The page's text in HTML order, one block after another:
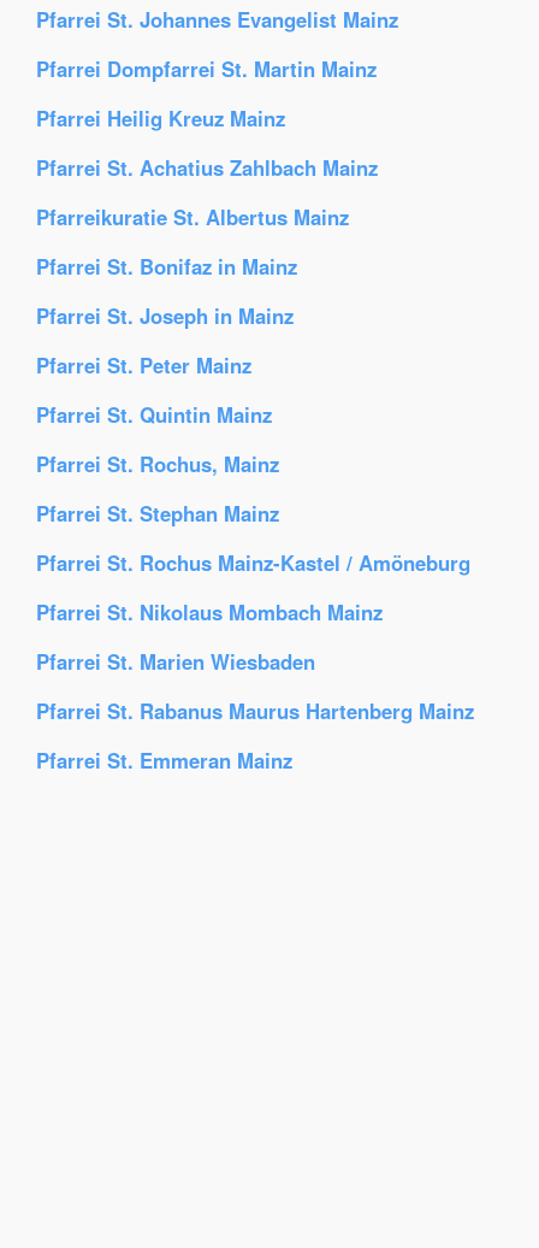
Pfarrei St. Johannes Evangelist Mainz
Pfarrei Dompfarrei St. Martin Mainz
Pfarrei Heilig Kreuz Mainz
Pfarrei St. Achatius Zahlbach Mainz
Pfarreikuratie St. Albertus Mainz
Pfarrei St. Bonifaz in Mainz
Pfarrei St. Joseph in Mainz
Pfarrei St. Peter Mainz
Pfarrei St. Quintin Mainz
Pfarrei St. Rochus, Mainz
Pfarrei St. Stephan Mainz
Pfarrei St. Rochus Mainz-Kastel / Amöneburg
Pfarrei St. Nikolaus Mombach Mainz
Pfarrei St. Marien Wiesbaden
Pfarrei St. Rabanus Maurus Hartenberg Mainz
Pfarrei St. Emmeran Mainz